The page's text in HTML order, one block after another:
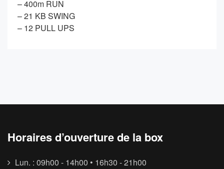
– 400m RUN
– 21 KB SWING
– 12 PULL UPS
Horaires d’ouverture de la box
Lun. : 09h00 - 14h00 • 16h30 - 21h00